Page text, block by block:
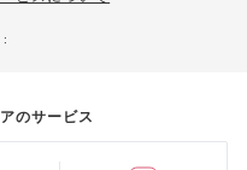
:
のサービス